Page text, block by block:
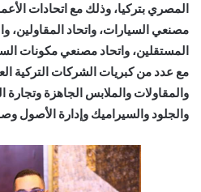
المصري بتركيا، وذلك مع اتحادات
مصنعي السيارات، واتحاد المقاولين،
المستقلين، واتحاد مصنعي مكونات
مع عدد من كبريات الشركات التركية
والمقاولات والملابس الجاهزة وتجارة
والجلود والسيراميك وإدارة الأصول